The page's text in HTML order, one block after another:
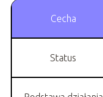
Cecha
Status